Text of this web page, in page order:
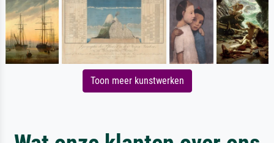
Toon meer kunstwerken